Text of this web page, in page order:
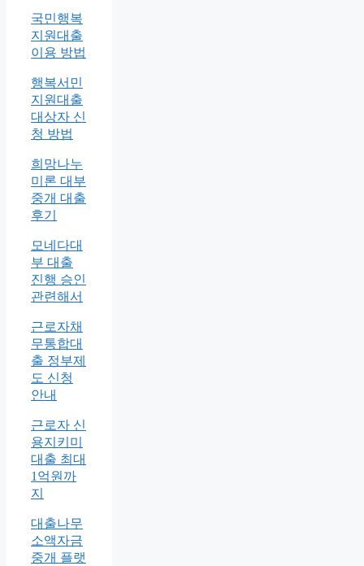
국민행복
지원대출
이용 방법
행복서민
지원대출
대상자 신
청 방법
희망나누
미론 대부
중개 대출
후기
모네다대
부 대출
진행 승인
관련해서
근로자채
무통합대
출 정부제
도 신청
안내
근로자 신
용지키미
대출 최대
1억원까
지
대출나무
소액자금
중개 플랫